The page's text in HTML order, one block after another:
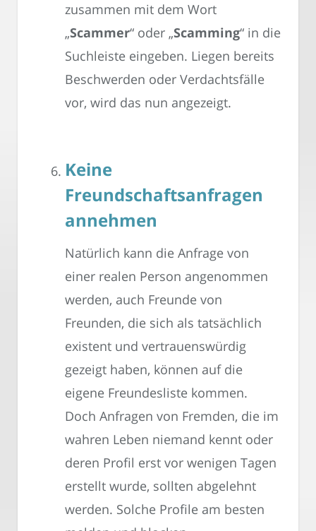
zusammen mit dem Wort
„Scammer“ oder „Scamming“ in die
Suchleiste eingeben. Liegen bereits
Beschwerden oder Verdachtsfälle
vor, wird das nun angezeigt.
Keine
Freundschaftsanfragen
annehmen
Natürlich kann die Anfrage von
einer realen Person angenommen
werden, auch Freunde von
Freunden, die sich als tatsächlich
existent und vertrauenswürdig
gezeigt haben, können auf die
eigene Freundesliste kommen.
Doch Anfragen von Fremden, die im
wahren Leben niemand kennt oder
deren Profil erst vor wenigen Tagen
erstellt wurde, sollten abgelehnt
werden. Solche Profile am besten